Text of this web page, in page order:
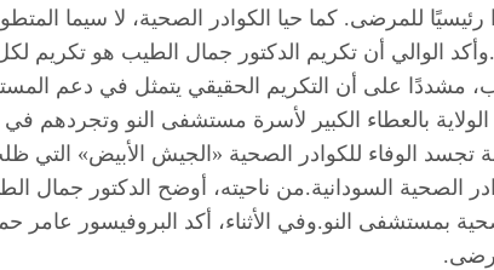
رئيسيًا للمرضى. كما حيا الكوادر الصحية، لا سيما
الوالي أن تكريم الدكتور جمال الطيب هو تكريم لكل
مشددًا على أن التكريم الحقيقي يتمثل في دعم
بالعطاء الكبير لأسرة مستشفى النو وتجردهم
تجسد الوفاء للكوادر الصحية «الجيش الأبيض»
السودانية.من ناحيته، أوضح الدكتور جمال
بمستشفى النو.وفي الأثناء، أكد البروفيسور عامر